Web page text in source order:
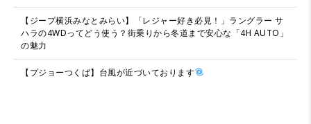
【ジープ横浜みなとみらい】「レジャー好き必見！」ラングラー サ
ハラの4WDってどう使う？街乗りから冬道まで安心な「4H AUTO」
の魅力
【プジョーつくば】台風が近づいております